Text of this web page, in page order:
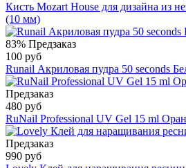
Кисть Mozart House для дизайна из
(10 мм)
83% Предзаказ
100 руб
Runail Акриловая пудра 50 seconds
Предзаказ
480 руб
RuNail Professional UV Gel 15 ml
Предзаказ
990 руб